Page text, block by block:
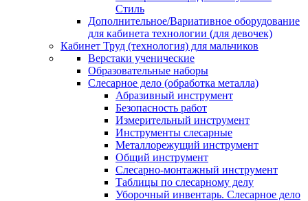
Стиль
Дополнительное/Вариативное оборудование
для кабинета технологии (для девочек)
Кабинет Труд (технология) для мальчиков
Верстаки ученические
Образовательные наборы
Слесарное дело (обработка металла)
Абразивный инструмент
Безопасность работ
Измерительный инструмент
Инструменты слесарные
Металлорежущий инструмент
Общий инструмент
Слесарно-монтажный инструмент
Таблицы по слесарному делу
Уборочный инвентарь. Слесарное дело